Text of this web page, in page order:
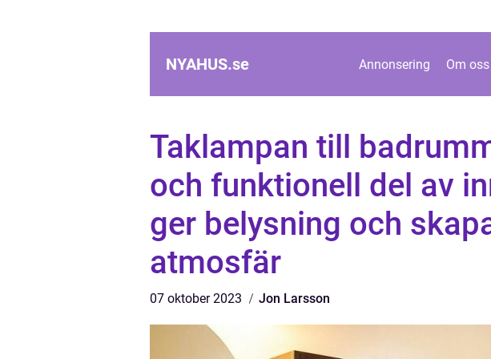
NYAHUS.se Annonsering Om oss
Taklampan till
och funktionell del av
ger belysning och
atmosfär
07 oktober 2023 Jon Larsson